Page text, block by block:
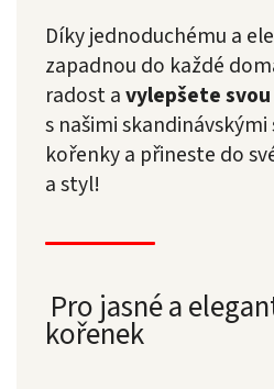
Díky jednoduchému a
zapadnou do každé
radost avylepšete
s našimi
kořenky a přineste do
a styl!
Pro jasné a
kořenek